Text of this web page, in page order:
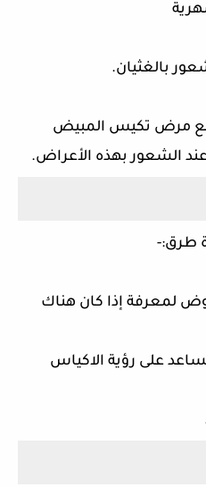
بالغثيان.
مع مرض تكيس المبيض
الشعور بهذه الأعراض.
طرق:-
لمعرفة إذا كان هناك
على رؤية الاكياس